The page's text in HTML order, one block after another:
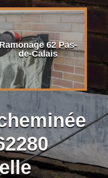
Ramonage 62 Pas-
de-Calais